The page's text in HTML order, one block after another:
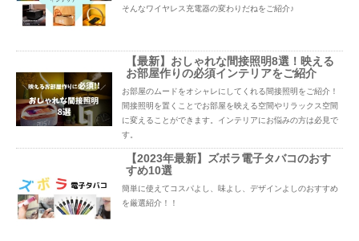
そんなワイヤレス充電器の変わりだねをご紹介♪
【最新】おしゃれな間接照明8選！映える
お部屋作りの必須インテリアをご紹介
お部屋のムードをオシャレにしてくれる間接照明をご紹介！
間接照明を置くことでお部屋を映える空間やリラックス空間
に変えることができます。インテリアにお悩みの方は必見で
す。
【2023年最新】ズボラ電子タバコのおす
すめ10選
簡単に使えてコスパよし、味よし、デザインよしのおすすめ
を厳選紹介！！